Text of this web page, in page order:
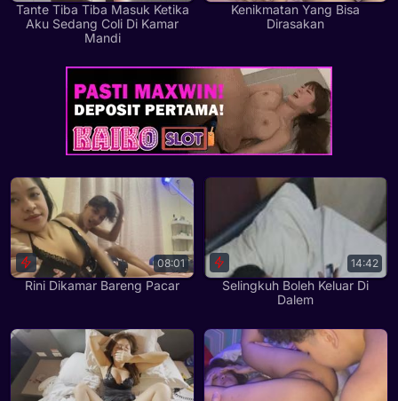
Tante Tiba Tiba Masuk Ketika
Aku Sedang Coli Di Kamar
Mandi
Kenikmatan Yang Bisa
Dirasakan
Rini Dikamar Bareng Pacar
08:01
Selingkuh Boleh Keluar Di
Dalem
14:42